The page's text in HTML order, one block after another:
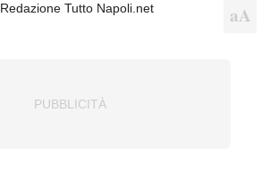
Redazione Tutto Napoli.net